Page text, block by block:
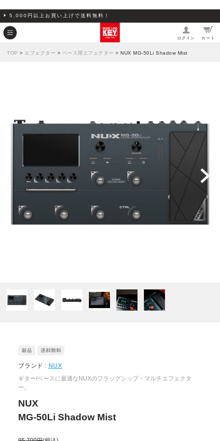
5,000円以上お買い上げで送料無料！
ログイン カート
TOP > エフェクター > ベース用エフェクター > NUX MG-50Li Shadow Mist
ブランド : NUX
ギター/ベースに最適なNUXのフラッグシップ・マルチエフェクタ
ー。
NUX
MG-50Li Shadow Mist